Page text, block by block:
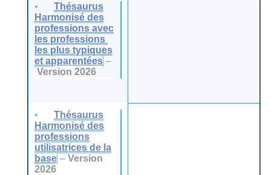
Thésaurus
Harmonisé des
professions avec
les professions
les plus typiques
et apparentées –
Version 2026
Thésaurus
Harmonisé des
professions
utilisatrices de la
base – Version
2026